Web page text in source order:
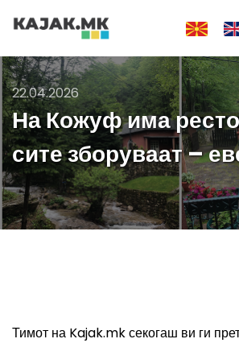
22.04.2026
На Кожуф има
сите зборуваат –
Тимот на Kajak.mk секогаш ви ги